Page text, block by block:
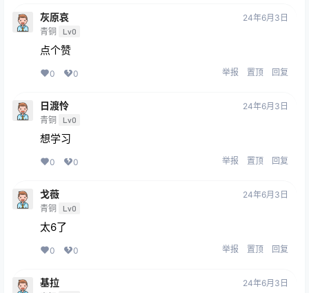
灰原哀
青铜 Lv0
24年6月3日
点个赞
0 0 举报 置顶 回复
日渡怜
青铜 Lv0
24年6月3日
想学习
0 0 举报 置顶 回复
戈薇
青铜 Lv0
24年6月3日
太6了
0 0 举报 置顶 回复
基拉 24年6月3日